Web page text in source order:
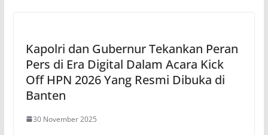
Kapolri dan Gubernur Tekankan Peran
Pers di Era Digital Dalam Acara Kick
Off HPN 2026 Yang Resmi Dibuka di
Banten
30 November 2025